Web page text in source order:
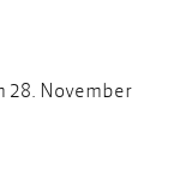
28. November